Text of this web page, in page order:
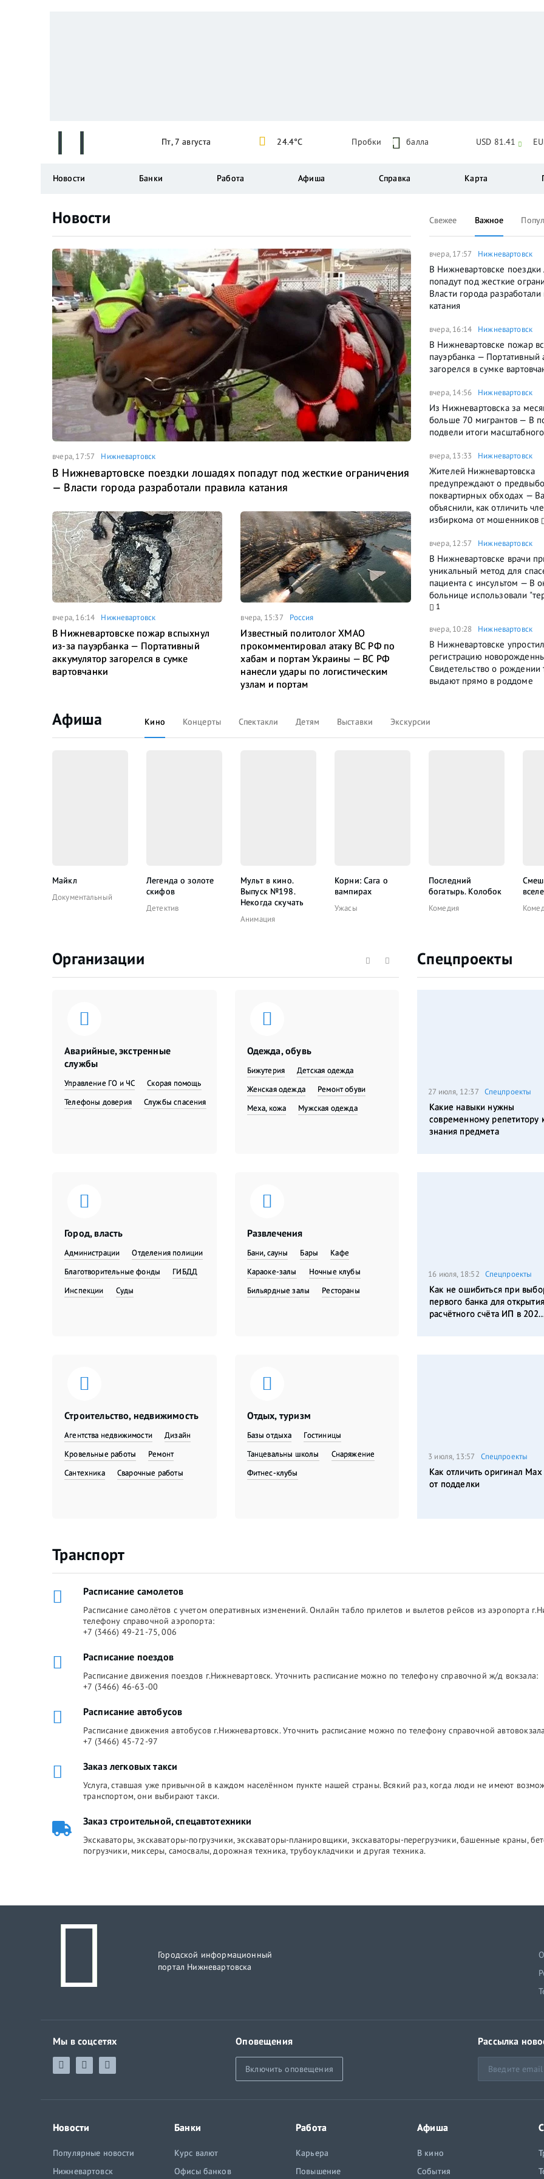
Новости
вчера, 17:57 Нижневартовск
В Нижневартовске поездки лошадях попадут под жесткие ограничения
— Власти города разработали правила катания
вчера, 16:14 Нижневартовск
В Нижневартовске пожар вспыхнул
из-за пауэрбанка — Портативный
аккумулятор загорелся в сумке
вартовчанки
вчера, 15:37 Россия
Известный политолог ХМАО
прокомментировал атаку ВС РФ по
хабам и портам Украины — ВС РФ
нанесли удары по логистическим
узлам и портам
Свежее Важное
вчера, 17:57 Нижневартовск
В Нижневартовске
попадут под жесткие
Власти города
катания
вчера, 16:14 Нижневартовск
В Нижневартовске пожар
пауэрбанка — Портативный
загорелся в сумке
вчера, 14:56 Нижневартовск
Из Нижневартовска за
больше 70 мигрантов — В
подвели итоги
вчера, 13:33 Нижневартовск
Жителей Нижневартовска
предупреждают о
поквартирных обходах —
объяснили, как отличить
избиркома от мошенников
вчера, 12:57 Нижневартовск
В Нижневартовске врачи
уникальный метод для
пациента с инсультом — В
больнице использовали
1
вчера, 10:28 Нижневартовск
В Нижневартовске
регистрацию
Свидетельство о рождении
выдают прямо в роддоме
Афиша Кино Концерты Спектакли Детям Выставки Экскурсии
Майкл
Документальный
Легенда о золоте
скифов
Детектив
Мульт в кино.
Выпуск №198.
Некогда скучать
Анимация
Корни: Сага о
вампирах
Ужасы
Последний
богатырь. Колобок
Комедия
Организации
Аварийные, экстренные
службы
Управление ГО и ЧС
Скорая помощь
Телефоны доверия
Службы спасения
Город, власть
Администрации
Отделения полиции
Благотворительные фонды
ГИБДД
Инспекции
Суды
Строительство, недвижимость
Агентства недвижимости
Дизайн
Кровельные работы
Ремонт
Сантехника
Сварочные работы
Одежда, обувь
Бижутерия
Детская одежда
Женская одежда
​Ремонт обуви
Меха, кожа
Мужская одежда
Развлечения
Бани, сауны Бары
Кафе
Караоке-залы
Ночные клубы
Бильярдные залы
Рестораны
Отдых, туризм
Базы отдыха
Гостиницы
Танцевальны школы
Снаряжение
Фитнес-клубы
Спецпроекты
27 июля, 12:37 Спецпроекты
Какие навыки нужны
современному репетитору
знания предмета
16 июля, 18:52 Спецпроекты
Как не ошибиться при
первого банка для открытия
расчётного счёта ИП в
3 июля, 13:57 Спецпроекты
Как отличить оригинал
от подделки
Транспорт
Расписание самолетов
Расписание самолётов с учетом оперативных изменений. Онлайн табло прилетов и вылетов рейсов из аэропорта
телефону справочной аэропорта:
+7 (3466) 49-21-75, 006
Расписание поездов
Расписание движения поездов г.Нижневартовск. Уточнить расписание можно по телефону справочной ж/д вокзала:
+7 (3466) 46-63-00
Расписание автобусов
Расписание движения автобусов г.Нижневартовск. Уточнить расписание можно по телефону справочной
+7 (3466) 45-72-97
Заказ легковых такси
Услуга, ставшая уже привычной в каждом населённом пункте нашей страны. Всякий раз, когда люди не имеют
транспортом, они выбирают такси.
Заказ строительной, спецавтотехники
Экскаваторы, экскаваторы-погрузчики, экскаваторы-планировщики, экскаваторы-перегрузчики, башенные краны,
погрузчики, миксеры, самосвалы, дорожная техника, трубоукладчики и другая техника.
Пт, 7 августа 24.4°C Пробки 1 балла USD 81.41
Новости Банки Работа Афиша Справка Карта
Городской информационный
портал Нижневартовска
Мы в соцсетях Оповещения
Включить оповещения
Рассылка
Новости
Популярные новости
Нижневартовск
Банки
Курс валют
Офисы банков
Работа
Карьера
Повышение
Афиша
В кино
События